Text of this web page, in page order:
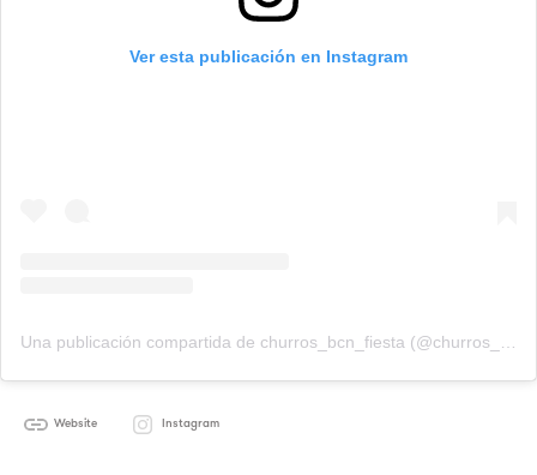
Ver esta publicación en Instagram
Website Instagram